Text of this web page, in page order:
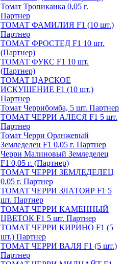
Томат Тропиканка 0,05 г.
Партнер
ТОМАТ ФАМИЛИЯ F1 (10 шт.)
Партнер
ТОМАТ ФРОСТЕД F1 10 шт.
(Партнер)
ТОМАТ ФУКС F1 10 шт.
(Партнер)
ТОМАТ ЦАРСКОЕ
ИСКУШЕНИЕ F1 (10 шт.)
Партнер
Томат Черрибомба, 5 шт. Партнер
ТОМАТ ЧЕРРИ АЛЕСЯ F1 5 шт.
Партнер
Томат Черри Оранжевый
Земледелец F1 0,05 г. Партнер
Черри Малиновый Земледелец
F1 0,05 г. (Партнер)
ТОМАТ ЧЕРРИ ЗЕМЛЕДЕЛЕЦ
0,05 г. Партнер
ТОМАТ ЧЕРРИ ЗЛАТОЯР F1 5
шт. Партнер
ТОМАТ ЧЕРРИ КАМЕННЫЙ
ЦВЕТОК F1 5 шт. Партнер
ТОМАТ ЧЕРРИ КИРИНО F1 (5
шт.) Партнер
ТОМАТ ЧЕРРИ ВАЛЯ F1 (5 шт.)
Партнер